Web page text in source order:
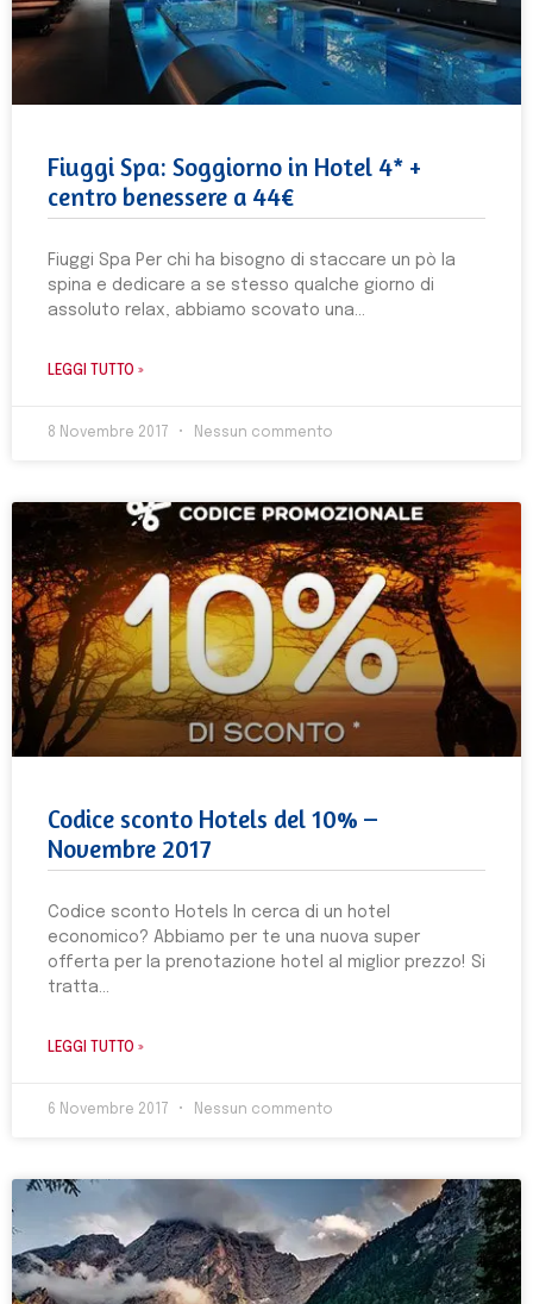
Fiuggi Spa: Soggiorno in Hotel 4* +
centro benessere a 44€
Fiuggi Spa Per chi ha bisogno di staccare un pò la
spina e dedicare a se stesso qualche giorno di
assoluto relax, abbiamo scovato una
LEGGI TUTTO »
8 Novembre 2017 Nessun commento
Codice sconto Hotels del 10% –
Novembre 2017
Codice sconto Hotels In cerca di un hotel
economico? Abbiamo per te una nuova super
offerta per la prenotazione hotel al miglior prezzo! Si
tratta
LEGGI TUTTO »
6 Novembre 2017 Nessun commento